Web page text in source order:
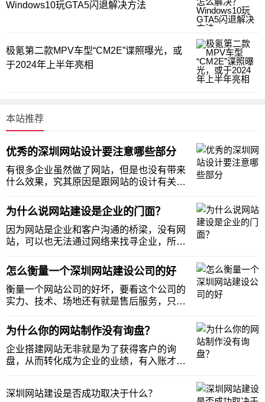
Windows10玩GTA5闪退解决方法
极氪第二款MPV车型“CM2E”谍照曝光，或
于2024年上半年亮相
本站推荐
优秀的深圳网站设计要注意哪些部分
有很多企业虽然做了网站，但是也没有带来
什么效果，究其原因是跟网站的设计有关，
用设计，还有一些是定制的设计但并不完
善，有很多细枝末节没有把握好，才导致了
网站的没有效果，这里小编给大家简单的说
几个需要注意的
为什么说网站建设是企业的门面？
因为网站是企业和客户沟通的桥梁，没有网
站，可以也无法通过网络来找寻企业，所以
门面是让客户能第一时间了解的途径，也是
方便客户不论何时何地都能找到企业。 就打
个比方说现在的淘宝网站、拼多多网站等等
电商型网站
怎么衡量一个深圳网站建设公司的好
衡量一个网站公司的好坏，要看这个公司的
实力、技术、场地还有就是售后服务，只有
靠谱的深圳网站建设公司，这里来具体告诉
大家应该这些衡量的依据。 从实力上查看网
站建设公司自己的公司网站，如果一个网站
建设公司自
为什么你的网站制作没有询盘？
企业搭建网站无非就是为了获得客户的询
盘，从而转化成为企业的业绩，有入账才有
也有可能是运营的问题，这里综合这两个问
深圳网站建设是否成功取决于什么？